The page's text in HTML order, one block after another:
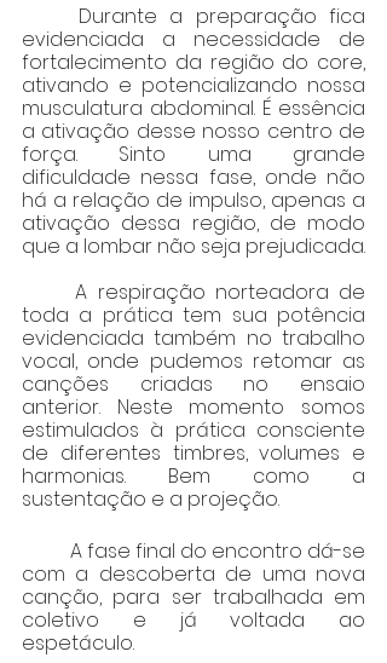
evidenciada a necessidade de
fortalecimento da região do core,
ativando e potencializando nossa
musculatura abdominal. É essência
a ativação desse nosso centro de
força. Sinto uma grande
dificuldade nessa fase, onde não
há a relação de impulso, apenas a
ativação dessa região, de modo
que a lombar não seja prejudicada.
	A respiração norteadora de
toda a prática tem sua potência
evidenciada também no trabalho
vocal, onde pudemos retomar as
canções criadas no ensaio
anterior. Neste momento somos
estimulados à prática consciente
de diferentes timbres, volumes e
harmonias. Bem como a
sustentação e a projeção.
com a descoberta de uma nova
canção, para ser trabalhada em
coletivo e já voltada ao
espetáculo.